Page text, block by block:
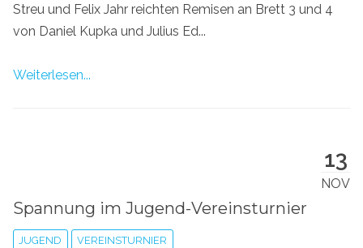
Streu und Felix Jahr reichten Remisen an Brett 3 und 4
von Daniel Kupka und Julius Ed...
Weiterlesen...
13
NOV
Spannung im Jugend-Vereinsturnier
JUGEND VEREINSTURNIER